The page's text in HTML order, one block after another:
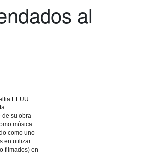
al
EEUU
de su obra
música
como uno
en utilizar
filmados) en